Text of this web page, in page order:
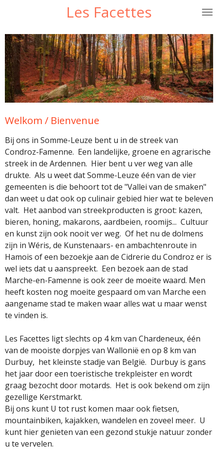
contenu
principal
Les Facettes
Welkom / Bienvenue
Bij ons in Somme-Leuze bent u in de streek van
Condroz-Famenne. Een landelijke, groene en agrarische
streek in de Ardennen. Hier bent u ver weg van alle
drukte. Als u weet dat Somme-Leuze één van de vier
gemeenten is die behoort tot de "Vallei van de smaken"
dan weet u dat ook op culinair gebied hier wat te beleven
valt. Het aanbod van streekproducten is groot: kazen,
bieren, honing, makarons, aardbeien, roomijs... Cultuur
en kunst zijn ook nooit ver weg. Of het nu de dolmens
zijn in Wéris, de Kunstenaars- en ambachtenroute in
Hamois of een bezoekje aan de Cidrerie du Condroz er is
wel iets dat u aanspreekt. Een bezoek aan de stad
Marche-en-Famenne is ook zeer de moeite waard. Men
heeft kosten nog moeite gespaard om van Marche een
aangename stad te maken waar alles wat u maar wenst
te vinden is.
Les Facettes ligt slechts op 4 km van Chardeneux, één
van de mooiste dorpjes van Wallonië en op 8 km van
Durbuy, het kleinste stadje van België. Durbuy is gans
het jaar door een toeristische trekpleister en wordt
graag bezocht door motards. Het is ook bekend om zijn
gezellige Kerstmarkt.
Bij ons kunt U tot rust komen maar ook fietsen,
mountainbiken, kajakken, wandelen en zoveel meer. U
kunt hier genieten van een gezond stukje natuur zonder
u te vervelen.